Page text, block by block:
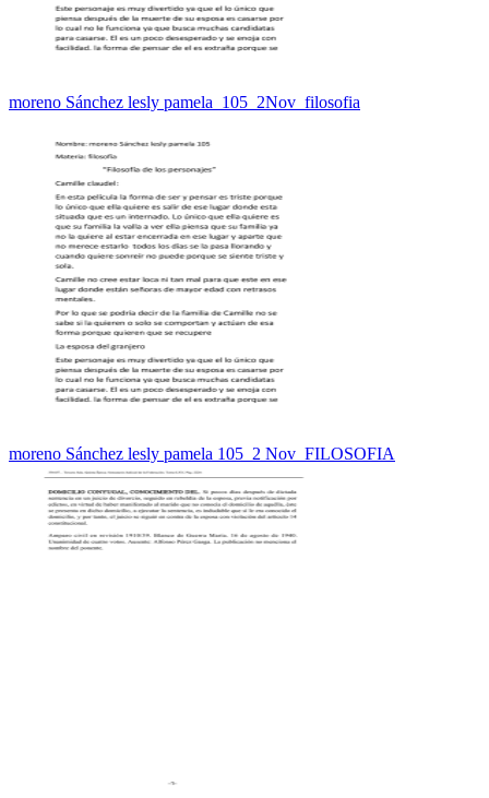
moreno Sánchez lesly pamela_105_2Nov_filosofia
moreno Sánchez lesly pamela 105_2 Nov_FILOSOFIA